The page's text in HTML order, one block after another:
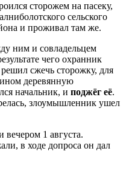
сторожем на пасеку,
сельского
и проживал там же.
ним и совладельцем
чего охранник
сжечь сторожку, для
деревянную
начальник, и поджёг её.
злоумышленник ушел
1 августа.
в ходе допроса он дал